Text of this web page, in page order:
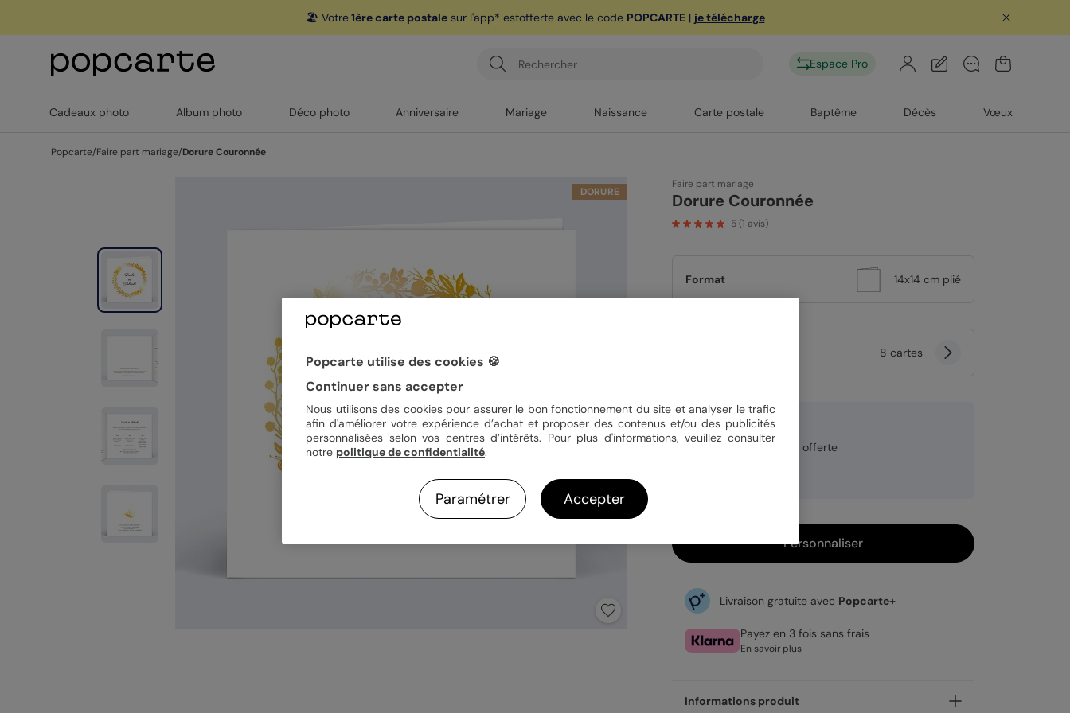
🏖️ Votre1ère carte postalesur l'app* estofferte avec le code POPCARTE| je télécharge
Espace Pro
Cadeaux photo Album photo Déco photo Anniversaire Mariage Naissance Carte postale Baptême Décès Vœux
Popcarte/Faire part mariage/Dorure Couronnée
DORURE
Faire part mariage
Dorure Couronnée
5(1 avis)
Format 14x14 cm plié
8 cartes
31,84 €
Enveloppe blanche offerte
Personnaliser
Livraison gratuite avec Popcarte+
Payez en 3 fois sans frais
En savoir plus
Informations produit
Popcarte utilise des cookies 🍪
Continuer sans accepter
Nous utilisons des cookies pour assurer le bon fonctionnement du site et analyser le trafic
afin d'améliorer votre expérience d’achat et proposer des contenus et/ou des publicités
personnalisées selon vos centres d’intérêts. Pour plus d'informations, veuillez consulter
notre politique de confidentialité.
Paramétrer Accepter